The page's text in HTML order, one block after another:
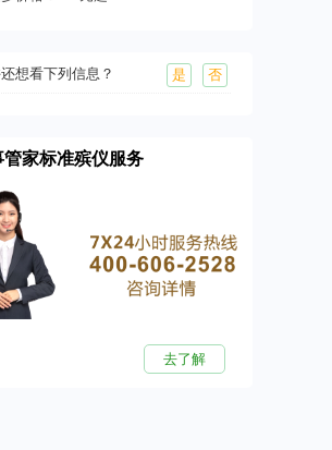
想看下列信息？ 是 否
管家标准殡仪服务
去了解